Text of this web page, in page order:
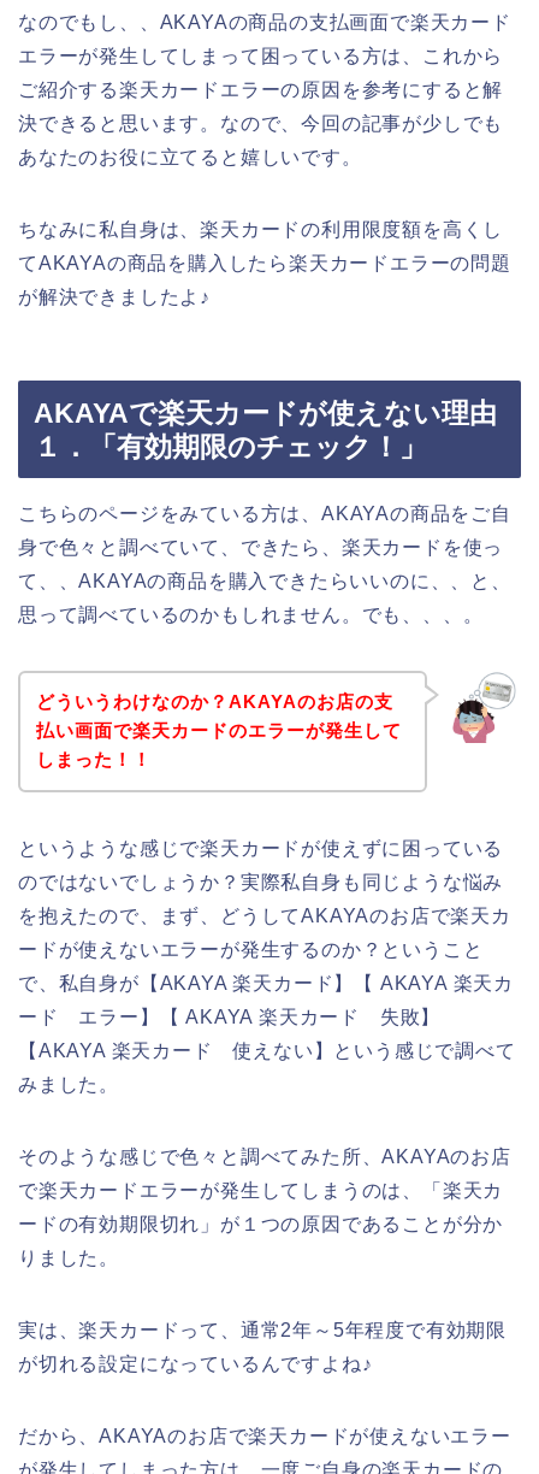
なのでもし、、AKAYAの商品の支払画面で楽天カード
エラーが発生してしまって困っている方は、これから
ご紹介する楽天カードエラーの原因を参考にすると解
決できると思います。なので、今回の記事が少しでも
あなたのお役に立てると嬉しいです。
ちなみに私自身は、楽天カードの利用限度額を高くし
てAKAYAの商品を購入したら楽天カードエラーの問題
が解決できましたよ♪
AKAYAで楽天カードが使えない理由
１．「有効期限のチェック！」
こちらのページをみている方は、AKAYAの商品をご自
身で色々と調べていて、できたら、楽天カードを使っ
て、、AKAYAの商品を購入できたらいいのに、、と、
思って調べているのかもしれません。でも、、、。
どういうわけなのか？AKAYAのお店の支
払い画面で楽天カードのエラーが発生して
しまった！！
というような感じで楽天カードが使えずに困っている
のではないでしょうか？実際私自身も同じような悩み
を抱えたので、まず、どうしてAKAYAのお店で楽天カ
ードが使えないエラーが発生するのか？ということ
で、私自身が【AKAYA 楽天カード】【 AKAYA 楽天カ
ード エラー】【 AKAYA 楽天カード 失敗】
【AKAYA 楽天カード 使えない】という感じで調べて
みました。
そのような感じで色々と調べてみた所、AKAYAのお店
で楽天カードエラーが発生してしまうのは、「楽天カ
ードの有効期限切れ」が１つの原因であることが分か
りました。
実は、楽天カードって、通常2年～5年程度で有効期限
が切れる設定になっているんですよね♪
だから、AKAYAのお店で楽天カードが使えないエラー